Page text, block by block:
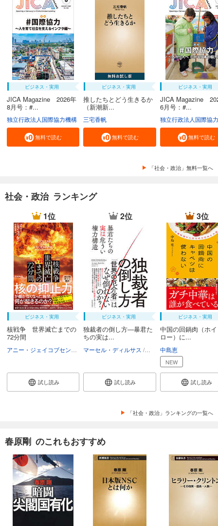
ビジネス・実用
JICA Magazine 2026年
8月号：#...
独立行政法人国際協力機構
無料で読む
ビジネス・実用
推したちとどう生きるか
（新潮新...
三宅香帆
無料で読む
ビジネス・実用
JICA Magazine
6月号：#...
独立行政法人国際協
無料で読む
「社会・政治」無料一覧へ
社会・政治 ランキング
1位
ビジネス・実用
核戦争 世界滅亡までの
72分間
中尾由恵
試し読み
2位
ビジネス・実用
独裁者の倒し方―暴君た
ちの実は...
マーセル・ディルサス 柴田裕之
試し読み
3位
ビジネス・実用
中国の回鍋肉（ホ
ロー）に...
中島恵
NEW
試し読み
「社会・政治」ランキングの一覧へ
春原剛 のこれもおすすめ